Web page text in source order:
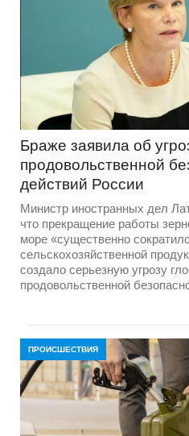
Браже заявила об
продовольственной
действий России
Министр иностранных дел
что прекращение работы
море «существенно
сельскохозяйственной
создало серьезную угрозу
продовольственной
ПРОИСШЕСТВИЯ